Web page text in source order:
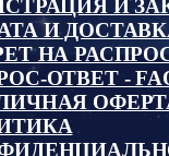
И
И
НА
ОТВЕТ -